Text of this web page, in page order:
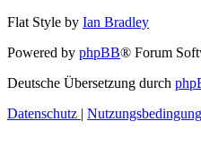
Flat Style by Ian Bradley
Powered by phpBB® Forum
Deutsche Übersetzung durch
Datenschutz |